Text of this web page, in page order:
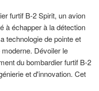
furtif B-2 Spirit, un avion
à échapper à la détection
technologie de pointe et
Dévoiler le
du bombardier furtif B-2
et d'innovation. Cet